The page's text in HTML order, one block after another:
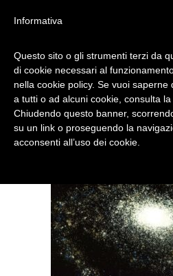
SPAZIO – SALE
Informativa
Questo sito o gli strumenti terzi da
di cookie necessari al
nella cookie policy. Se vuoi
a tutti o ad alcuni cookie, consulta la
Chiudendo questo banner,
su un link o proseguendo la
acconsenti all’uso dei cookie.